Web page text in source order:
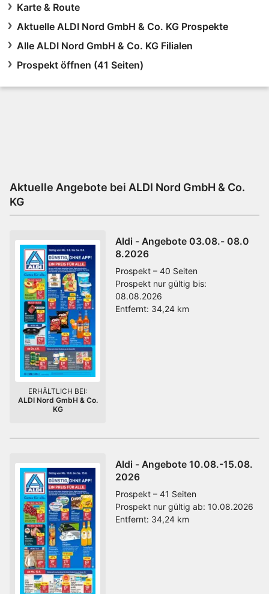
Karte & Route
Aktuelle ALDI Nord GmbH & Co. KG Prospekte
Alle ALDI Nord GmbH & Co. KG Filialen
Prospekt öffnen (41 Seiten)
Aktuelle Angebote bei ALDI Nord GmbH & Co.
KG
Aldi - Angebote 03.08.- 08.0
8.2026
Prospekt – 40 Seiten
Prospekt nur gültig bis:
08.08.2026
Entfernt: 34,24 km
ERHÄLTLICH BEI:
ALDI Nord GmbH & Co.
KG
Aldi - Angebote 10.08.-15.08.
2026
Prospekt – 41 Seiten
Prospekt nur gültig ab: 10.08.2026
Entfernt: 34,24 km